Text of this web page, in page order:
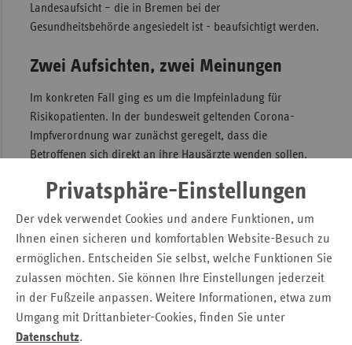
Privatsphäre-Einstellungen
Der vdek verwendet Cookies und andere Funktionen, um
Ihnen einen sicheren und komfortablen Website-Besuch zu
ermöglichen. Entscheiden Sie selbst, welche Funktionen Sie
zulassen möchten. Sie können Ihre Einstellungen jederzeit
in der Fußzeile anpassen. Weitere Informationen, etwa zum
Umgang mit Drittanbieter-Cookies, finden Sie unter
Datenschutz.
Landesaufsicht – die in Bremen bei der
Gesundheitsbehörde angesiedelt ist - beaufsichtigt werden.
Zwei Aufsichten, zwei Meinungen
Im konkreten Fall ging es um die Impfeinladung für
Risikopatienten. In der bundesweit geltenden Corona-
Impfverordnung war zunächst geregelt, dass die
Betroffenen sich direkt an ihre Hausärzte wenden sollen,
zu erhalten. Die Gesundheitsbehörde in Bremen drängte
jedoch auf eine „bremische Lösung“: Die Krankenkassen
Terminvergabe direkt an sie schicken. Doch dafür gab es
nach Prüfung durch das BAS weder eine rechtliche
Grundlage noch eine rechtsverbindliche Diagnose-Liste.
Auch die datenschutzrechtliche Grundlage war nach